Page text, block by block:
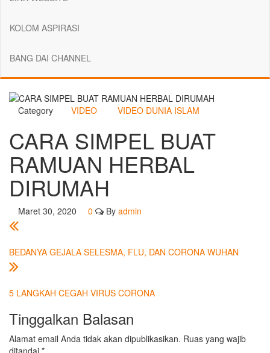
KOLOM ASPIRASI
BANG DAI CHANNEL
Category VIDEO VIDEO DUNIA ISLAM
CARA SIMPEL BUAT
RAMUAN HERBAL
DIRUMAH
Maret 30, 2020 0 By admin
BEDANYA GEJALA SELESMA, FLU, DAN CORONA WUHAN
5 LANGKAH CEGAH VIRUS CORONA
Tinggalkan Balasan
Alamat email Anda tidak akan dipublikasikan. Ruas yang wajib